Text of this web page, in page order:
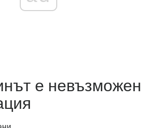
е невъзможен